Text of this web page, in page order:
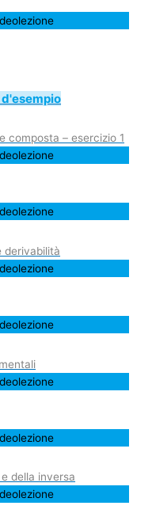
composta – esercizio 1
derivabilità
della inversa